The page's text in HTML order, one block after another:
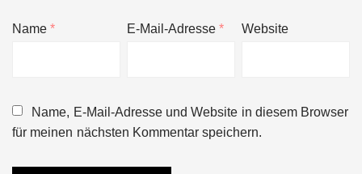
Name* E-Mail-Adresse* Website
Name, E-Mail-Adresse und Website in diesem Browser
für meinen nächsten Kommentar speichern.